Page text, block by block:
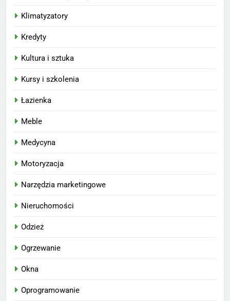
Klimatyzatory
Kredyty
Kultura i sztuka
Kursy i szkolenia
Łazienka
Meble
Medycyna
Motoryzacja
Narzędzia marketingowe
Nieruchomości
Odzież
Ogrzewanie
Okna
Oprogramowanie